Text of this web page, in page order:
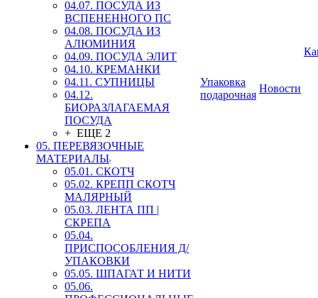
04.07. ПОСУДА ИЗ
ВСПЕНЕННОГО ПС
04.08. ПОСУДА ИЗ
АЛЮМИНИЯ
04.09. ПОСУДА ЭЛИТ
04.10. КРЕМАНКИ
04.11. СУПНИЦЫ
04.12.
БИОРАЗЛАГАЕМАЯ
ПОСУДА
+ ЕЩЕ 2
05. ПЕРЕВЯЗОЧНЫЕ
МАТЕРИАЛЫ
05.01. СКОТЧ
05.02. КРЕПП СКОТЧ
МАЛЯРНЫЙ
05.03. ЛЕНТА ПП |
СКРЕПА
05.04.
ПРИСПОСОБЛЕНИЯ Д/
УПАКОВКИ
05.05. ШПАГАТ И НИТИ
05.06.
Упаковка
подарочная
Новости